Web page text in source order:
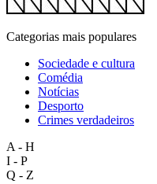
Categorias mais populares
Sociedade e cultura
Comédia
Notícias
Desporto
Crimes verdadeiros
A - H
I - P
Q - Z